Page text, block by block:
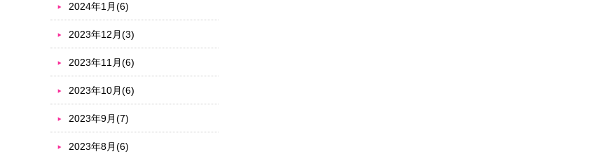
2024年1月(6)
2023年12月(3)
2023年11月(6)
2023年10月(6)
2023年9月(7)
2023年8月(6)